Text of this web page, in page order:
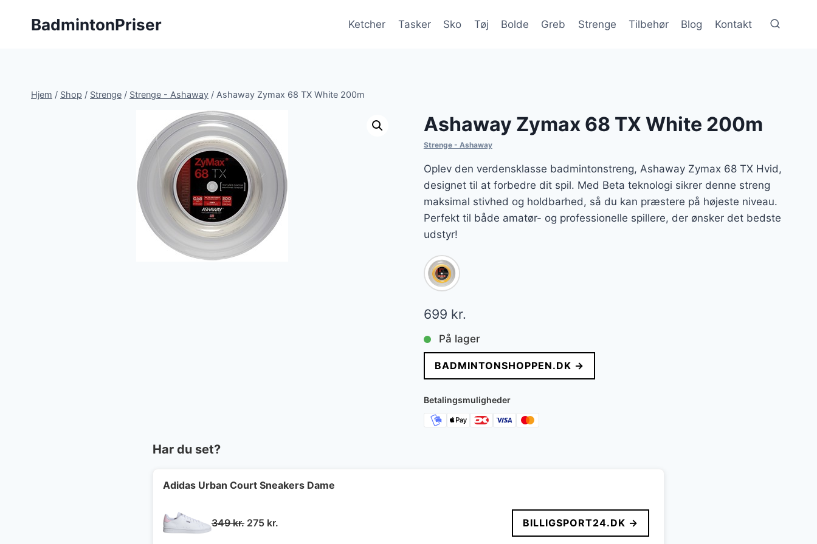
BadmintonPriser Ketcher Tasker Sko Tøj Bolde Greb Strenge Tilbehør Blog Kontakt
Hjem / Shop / Strenge / Strenge - Ashaway / Ashaway Zymax 68 TX White 200m
Ashaway Zymax 68 TX White 200m
Strenge - Ashaway
Oplev den verdensklasse badmintonstreng, Ashaway Zymax 68 TX Hvid,
designet til at forbedre dit spil. Med Beta teknologi sikrer denne streng
maksimal stivhed og holdbarhed, så du kan præstere på højeste niveau.
Perfekt til både amatør- og professionelle spillere, der ønsker det bedste
udstyr!
699 kr.
På lager
BADMINTONSHOPPEN.DK →
Betalingsmuligheder
Har du set?
Adidas Urban Court Sneakers Dame
349kr. Den
275 kr. BILLIGSPORT24.DK →